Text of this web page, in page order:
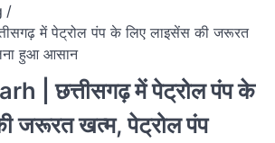
में पेट्रोल पंप के लिए लाइसेंस की जरूरत
हुआ आसान
| छत्तीसगढ़ में पेट्रोल पंप के
जरूरत खत्म, पेट्रोल पंप